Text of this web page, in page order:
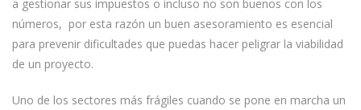
a gestionar sus impuestos o incluso no son buenos con los
números, por esta razón un buen asesoramiento es esencial
para prevenir dificultades que puedas hacer peligrar la viabilidad
de un proyecto.
Uno de los sectores más frágiles cuando se pone en marcha un